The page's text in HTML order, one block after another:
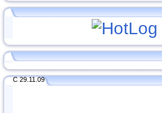
С 29.11.09